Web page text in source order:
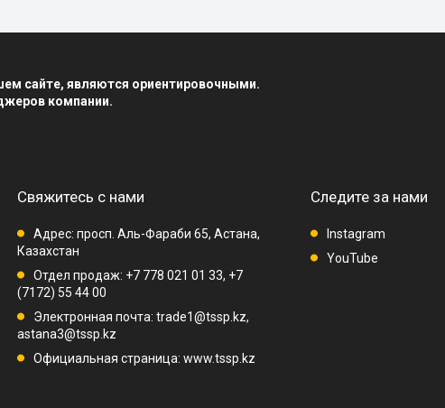
сайте, являются ориентировочными.
компании.
Свяжитесь с нами
Адрес: просп. Аль-Фараби 65, Астана,
Казахстан
Отдел продаж: +7 778 021 01 33, +7
(7172) 55 44 00
Электронная почта: trade1@tssp.kz,
astana3@tssp.kz
Официальная страница: www.tssp.kz
Следите за нами
Instagram
YouTube